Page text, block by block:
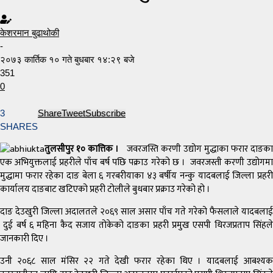
केशरमान बुढाथोकी
-
२०७३ कार्तिक १० गते बुधबार १४:२९ बजे
351
0
3
SHARES
ShareTweetSubscribe
तुलसीपुर १० कात्तिक । जवरजस्ति करणी उद्योग मुद्धाका फरार दाङका
एक अभियुक्तलाई प्रहरीले पाँच बर्ष पछि पक्राउ गरेको छ । जवरजस्ती करणी उद्योगमा
मुद्धामा फरार रहेका दाङ बेला ६ गरबरीयाका ४३ बर्षीय नन्कु यादबलाई जिल्ला प्रहरी
कार्यालय दाङबाट खटिएको प्रहरी टोलीले बुधबार प्रक्राउ गरेको हो ।
दाङ देउखुरी जिल्ला अदालतले २०६९ साल असार पाँच गते गरेको फैसलाले यादबलाई
दुई बर्ष ६ महिना कैद सजाय तोकेको दाङका प्रहरी प्रमुख एसपी धिरजप्रताप सिंहले
जानकारी दिए ।
उनी २०६८ साल मंसिर २२ गते देखी फरार रहेका थिए । यादबलाई आबश्यक